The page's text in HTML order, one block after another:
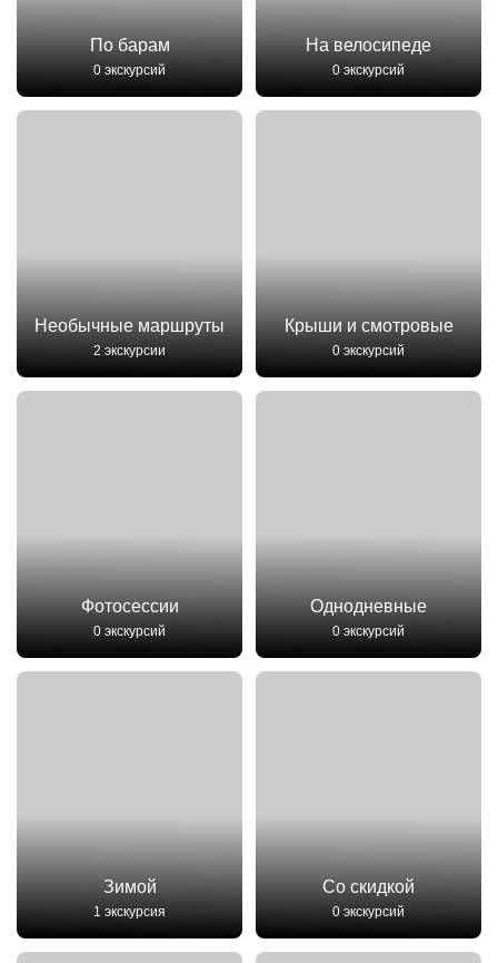
По барам
0 экскурсий
На велосипеде
0 экскурсий
Необычные маршруты
2 экскурсии
Крыши и смотровые
0 экскурсий
Фотосессии
0 экскурсий
Однодневные
0 экскурсий
Зимой
1 экскурсия
Со скидкой
0 экскурсий